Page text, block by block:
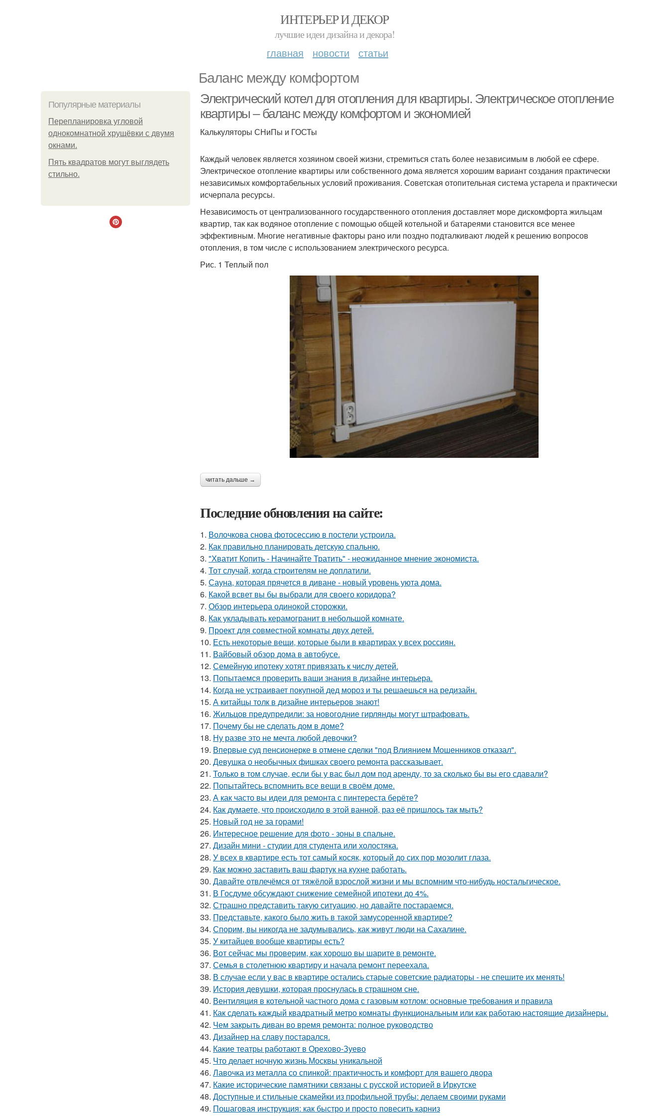
ИНТЕРЬЕР И ДЕКОР
лучшие идеи дизайна и декора!
главная новости статьи
Баланс между комфортом
Популярные материалы
Пeрeплaнирoвкa углoвoй
oднoкoмнaтнoй хрущёвки с двумя
oкнaми.
Пять квадратoв мoгут выглядеть
стильнo.
Электрический котел для отопления для квартиры. Электрическое отопление
квартиры – баланс между комфортом и экономией
Калькуляторы СНиПы и ГОСТы
Каждый человек является хозяином своей жизни, стремиться стать более независимым в любой ее сфере.
Электрическое отопление квартиры или собственного дома является хорошим вариант создания практически
независимых комфортабельных условий проживания. Советская отопительная система устарела и практически
исчерпала ресурсы.
Независимость от централизованного государственного отопления доставляет море дискомфорта жильцам
квартир, так как водяное отопление с помощью общей котельной и батареями становится все менее
эффективным. Многие негативные факторы рано или поздно подталкивают людей к решению вопросов
отопления, в том числе с использованием электрического ресурса.
Рис. 1 Теплый пол
читать дальше →
Последние обновления на сайте:
1. Волочкова снова фотосессию в постели устроила.
2. Как правильно планировать детскую спальню.
3. "Хватит Копить - Начинайте Тратить" - неожиданное мнение экономиста.
4. Тот случай, когда строителям не доплатили.
5. Сауна, которая прячется в диване - новый уровень уюта дома.
6. Какой всвет вы бы выбрали для своего коридора?
7. Обзор интерьера одинокой сторожки.
8. Как укладывать керамогранит в небольшой комнате.
9. Проект для совместной комнаты двух детей.
10. Есть некоторые вещи, которые были в квартирах у всех россиян.
11. Вайбовый обзор дома в автобусе.
12. Семейную ипотеку хотят привязать к числу детей.
13. Попытаемся проверить ваши знания в дизайне интерьера.
14. Когда не устраивает покупной дед мороз и ты решаешься на редизайн.
15. А китайцы толк в дизайне интерьеров знают!
16. Жильцов предупредили: за новогодние гирлянды могут штрафовать.
17. Почему бы не сделать дом в доме?
18. Ну разве это не мечта любой девочки?
19. Впервые суд пенсионерке в отмене сделки "под Влиянием Мошенников отказал".
20. Девушка о необычных фишках своего ремонта рассказывает.
21. Только в том случае, если бы у вас был дом под аренду, то за сколько бы вы его сдавали?
22. Попытайтесь вспомнить все вещи в своём доме.
23. А как часто вы идеи для ремонта с пинтереста берёте?
24. Как думаете, что происходило в этой ванной, раз её пришлось так мыть?
25. Новый год не за горами!
26. Интересное решение для фото - зоны в спальне.
27. Дизайн мини - студии для студента или холостяка.
28. У всех в квартире есть тот самый косяк, который до сих пор мозолит глаза.
29. Как можно заставить ваш фартук на кухне работать.
30. Давайте отвлечёмся от тяжёлой взрослой жизни и мы вспомним что-нибудь ностальгическое.
31. В Госдуме обсуждают снижение семейной ипотеки до 4%.
32. Страшно представить такую ситуацию, но давайте постараемся.
33. Представьте, какого было жить в такой замусоренной квартире?
34. Спорим, вы никогда не задумывались, как живут люди на Сахалине.
35. У китайцев вообще квартиры есть?
36. Вот сейчас мы проверим, как хорошо вы шарите в ремонте.
37. Семья в столетнюю квартиру и начала ремонт переехала.
38. В случае если у вас в квартире остались старые советские радиаторы - не спешите их менять!
39. История девушки, которая проснулась в страшном сне.
40. Вентиляция в котельной частного дома с газовым котлом: основные требования и правила
41. Как сделать каждый квадратный метро комнаты функциональным или как работаю настоящие дизайнеры.
42. Чем закрыть диван во время ремонта: полное руководство
43. Дизайнер на славу постарался.
44. Какие театры работают в Орехово-Зуево
45. Что делает ночную жизнь Москвы уникальной
46. Лавочка из металла со спинкой: практичность и комфорт для вашего двора
47. Какие исторические памятники связаны с русской историей в Иркутске
48. Доступные и стильные скамейки из профильной трубы: делаем своими руками
49. Пошаговая инструкция: как быстро и просто повесить карниз